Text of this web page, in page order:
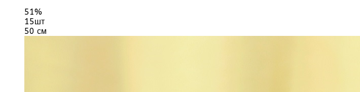
51%
15шт
50 см